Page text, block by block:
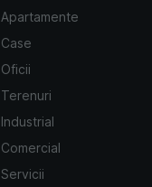
Apartamente
Case
Oficii
Terenuri
Industrial
Comercial
Servicii